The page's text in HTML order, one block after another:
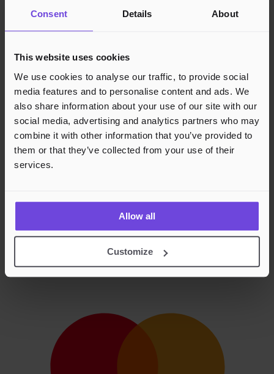
Consent Details About
This website uses cookies
We use cookies to analyse our traffic, to provide social
media features and to personalise content and ads. We
also share information about your use of our site with our
social media, advertising and analytics partners who may
combine it with other information that you’ve provided to
them or that they’ve collected from your use of their
services.
Allow all
Customize
Godkjente betalingsmetoder